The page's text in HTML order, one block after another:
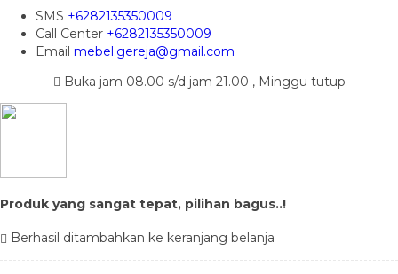
SMS +6282135350009
Call Center +6282135350009
Email mebel.gereja@gmail.com
Buka jam 08.00 s/d jam 21.00 , Minggu tutup
Produk yang sangat tepat, pilihan bagus..!
Berhasil ditambahkan ke keranjang belanja